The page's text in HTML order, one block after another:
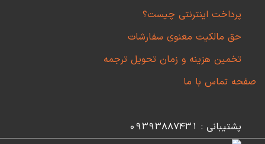
پرداخت اینترنتی چیست؟
حق مالکیت معنوی سفارشات
تخمین هزینه و زمان تحویل ترجمه
صفحه تماس با ما
پشتیبانی : 09393887431